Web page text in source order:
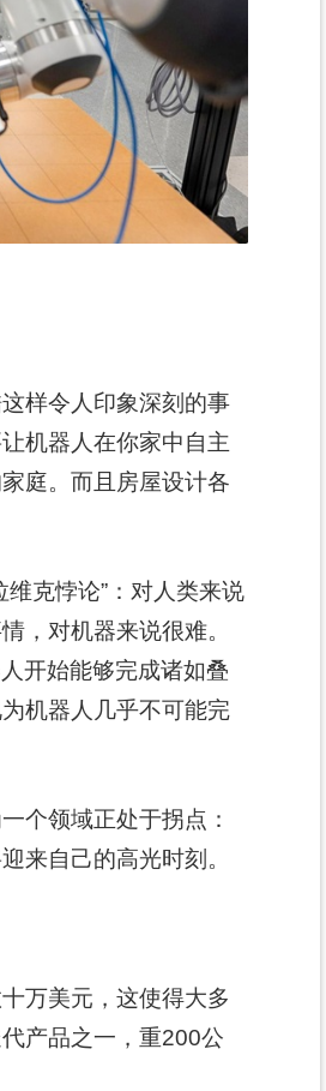
样令人印象深刻的事
机器人在你家中自主
庭。而且房屋设计各
克悖论”：对人类来说
，对机器来说很难。
开始能够完成诸如叠
机器人几乎不可能完
个领域正处于拐点：
来自己的高光时刻。
万美元，这使得大多
产品之一，重200公